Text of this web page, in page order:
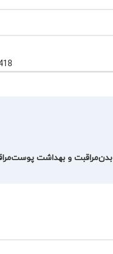
مراقبت و بهداشت پوست